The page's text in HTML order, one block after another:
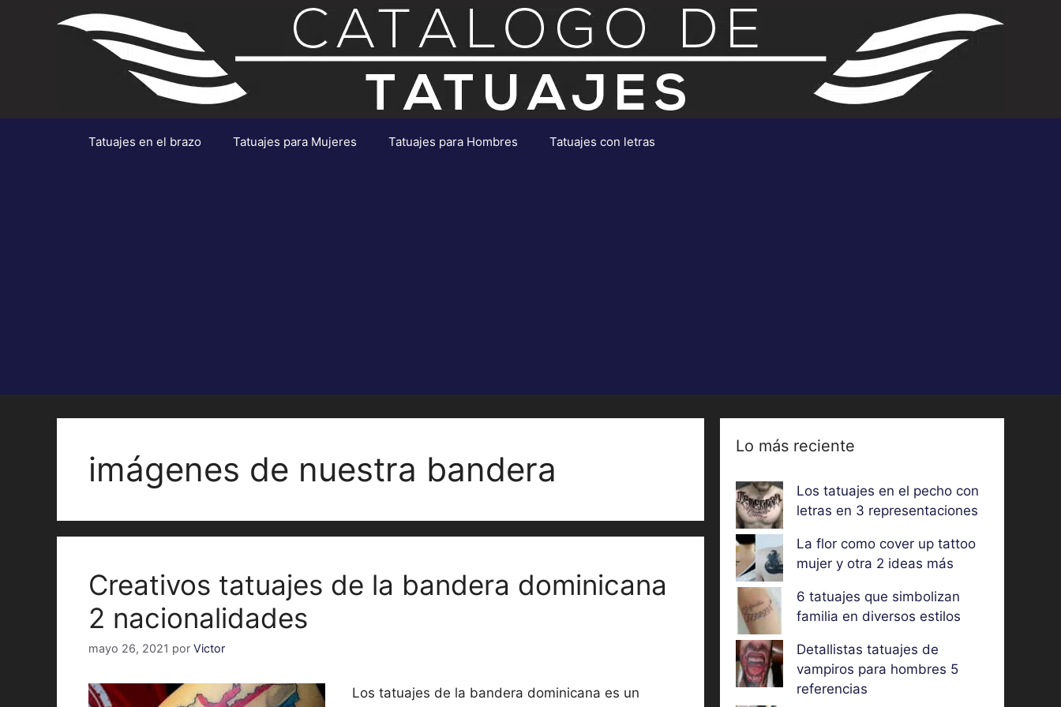
Tatuajes en el brazo Tatuajes para Mujeres Tatuajes para Hombres Tatuajes con letras
imágenes de nuestra bandera
Creativos tatuajes de la bandera dominicana
2 nacionalidades
mayo 26, 2021 por Victor
Los tatuajes de la bandera dominicana es un
Lo más reciente
Los tatuajes en el pecho con
letras en 3 representaciones
La flor como cover up tattoo
mujer y otra 2 ideas más
6 tatuajes que simbolizan
familia en diversos estilos
Detallistas tatuajes de
vampiros para hombres 5
referencias